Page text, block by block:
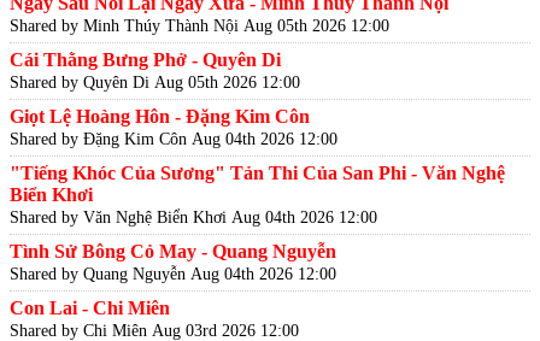
Shared by Minh Thúy Thành Nội Aug 05th 2026 12:00
Cái Thằng Bưng Phở - Quyên Di
Shared by Quyên Di Aug 05th 2026 12:00
Giọt Lệ Hoàng Hôn - Đặng Kim Côn
Shared by Đặng Kim Côn Aug 04th 2026 12:00
"Tiếng Khóc Của Sương" Tản Thi Của San Phi - Văn Nghệ
Biển Khơi
Shared by Văn Nghệ Biển Khơi Aug 04th 2026 12:00
Tình Sử Bông Cỏ May - Quang Nguyễn
Shared by Quang Nguyễn Aug 04th 2026 12:00
Con Lai - Chi Miên
Shared by Chi Miên Aug 03rd 2026 12:00